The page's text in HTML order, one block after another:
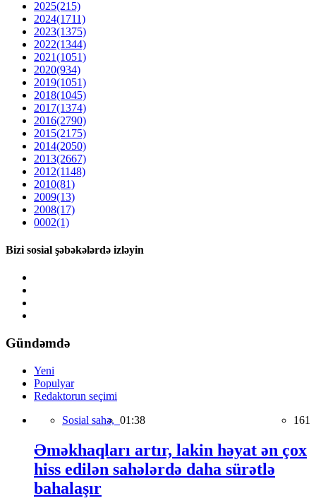
2025(215)
2024(1711)
2023(1375)
2022(1344)
2021(1051)
2020(934)
2019(1051)
2018(1045)
2017(1374)
2016(2790)
2015(2175)
2014(2050)
2013(2667)
2012(1148)
2010(81)
2009(13)
2008(17)
0002(1)
Bizi sosial şəbəkələrdə izləyin
Gündəmdə
Yeni
Populyar
Redaktorun seçimi
Sosial sahə, 01:38 161
Əməkhaqları artır, lakin həyat ən çox
hiss edilən sahələrdə daha sürətlə
bahalaşır